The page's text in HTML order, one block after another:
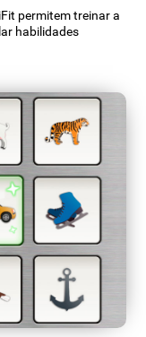
permitem treinar a
habilidades